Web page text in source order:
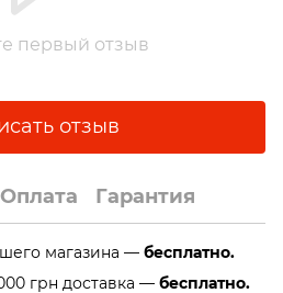
первый отзыв
отзыв
Оплата Гарантия
магазина — бесплатно.
грн доставка — бесплатно.